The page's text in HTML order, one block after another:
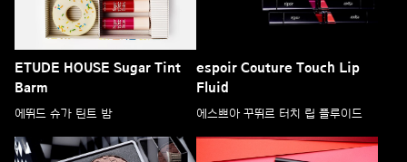
ETUDE HOUSE Sugar Tint
Barm
에뛰드 슈가 틴트 밤
espoir Couture Touch Lip
Fluid
에스쁘아 꾸뛰르 터치 립 플루이드